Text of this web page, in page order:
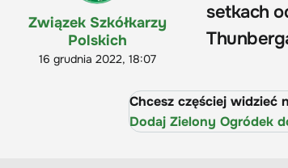
Związek Szkółkarzy
Polskich
16 grudnia 2022, 18:07
setkach
Chcesz częściej widzieć
Dodaj Zielony Ogródek